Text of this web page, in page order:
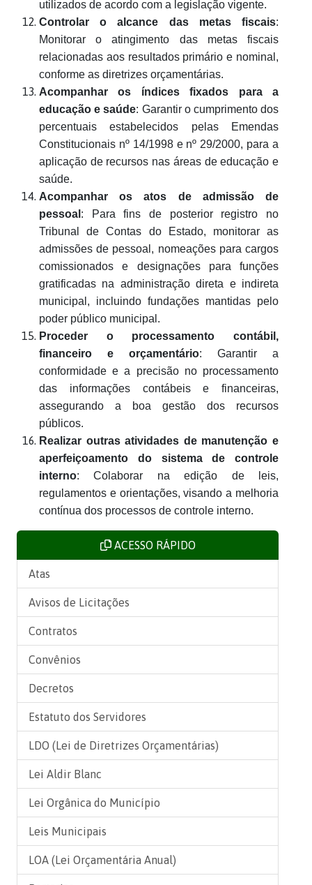
utilizados de acordo com a legislação vigente.
Controlar o alcance das metas fiscais:
Monitorar o atingimento das metas fiscais
relacionadas aos resultados primário e nominal,
conforme as diretrizes orçamentárias.
Acompanhar os índices fixados para a
educação e saúde: Garantir o cumprimento dos
percentuais estabelecidos pelas Emendas
Constitucionais nº 14/1998 e nº 29/2000, para a
aplicação de recursos nas áreas de educação e
saúde.
Acompanhar os atos de admissão de
pessoal : Para fins de posterior registro no
Tribunal de Contas do Estado, monitorar as
admissões de pessoal, nomeações para cargos
comissionados e designações para funções
gratificadas na administração direta e indireta
municipal, incluindo fundações mantidas pelo
poder público municipal.
Proceder o processamento contábil,
financeiro e orçamentário: Garantir a
conformidade e a precisão no processamento
das informações contábeis e financeiras,
assegurando a boa gestão dos recursos
públicos.
Realizar outras atividades de manutenção e
aperfeiçoamento do sistema de controle
interno: Colaborar na edição de leis,
regulamentos e orientações, visando a melhoria
contínua dos processos de controle interno.
ACESSO RÁPIDO
Atas
Avisos de Licitações
Contratos
Convênios
Decretos
Estatuto dos Servidores
LDO (Lei de Diretrizes Orçamentárias)
Lei Aldir Blanc
Lei Orgânica do Município
Leis Municipais
LOA (Lei Orçamentária Anual)